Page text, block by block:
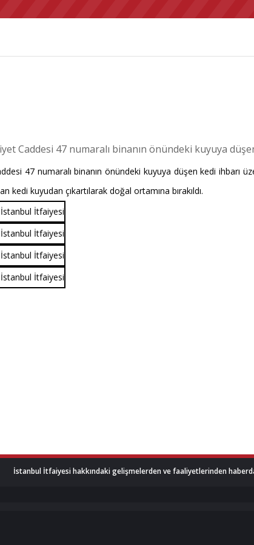
Caddesi 47 numaralı binanın önündeki kuyuya
47 numaralı binanın önündeki kuyuya düşen kedi ihbarı
kedi kuyudan çıkartılarak doğal ortamına bırakıldı.
İstanbul İtfaiyesi hakkındaki gelişmelerden ve faaliyetlerinden